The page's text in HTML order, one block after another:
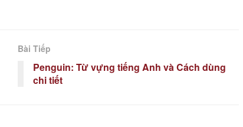
Bài Tiếp
Penguin: Từ vựng tiếng Anh và Cách dùng
chi tiết